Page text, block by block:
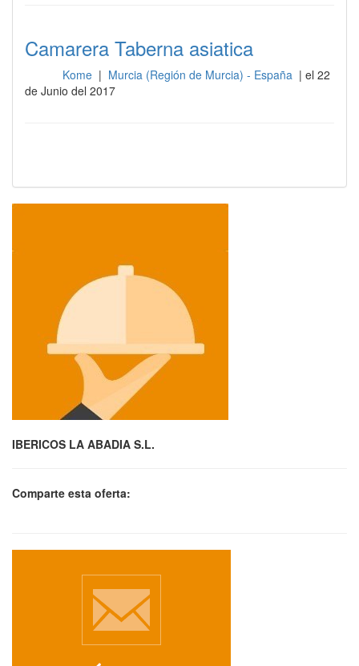
Camarera Taberna asiatica
Kome | Murcia (Región de Murcia) - España | el 22
de Junio del 2017
IBERICOS LA ABADIA S.L.
Comparte esta oferta: